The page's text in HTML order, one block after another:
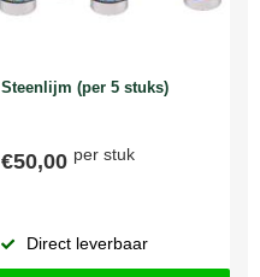
Steenlijm (per 5 stuks)
€50,00 per stuk
Direct leverbaar